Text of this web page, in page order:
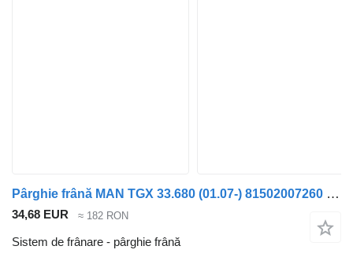
Pârghie frână MAN TGX 33.680 (01.07-) 81502007260 pentru cap tractor MAN TGL, TGM, TGS, TGX (2005-2021)
34,68 EUR ≈ 182 RON
Sistem de frânare - pârghie frână